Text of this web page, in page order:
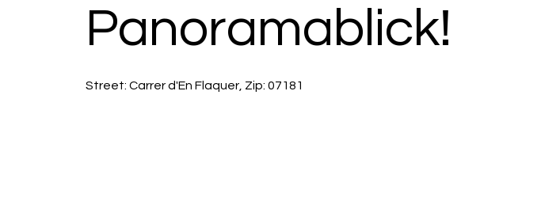
Panoramablick!
Street: Carrer d'En Flaquer, Zip: 07181